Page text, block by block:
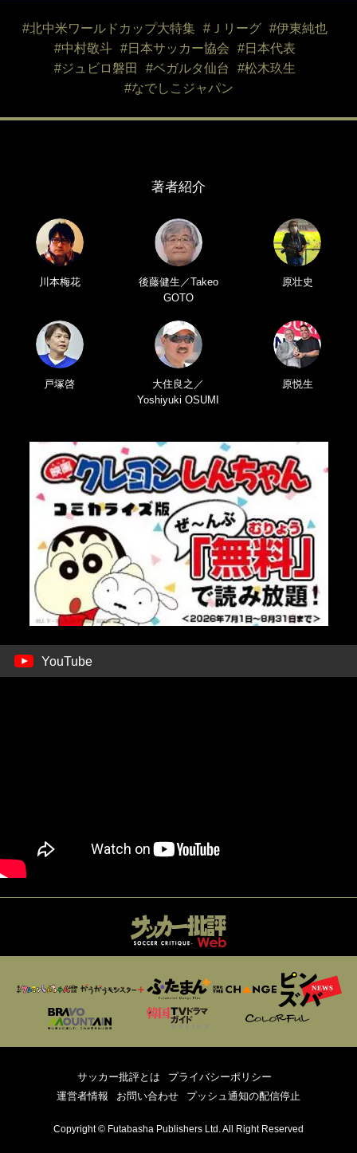
#北中米ワールドカップ大特集 #Ｊリーグ
#伊東純也
#中村敬斗
#日本サッカー協会
#日本代表
#ジュビロ磐田
#ベガルタ仙台
#松木玖生
#なでしこジャパン
著者紹介
川本梅花
後藤健生／Takeo
GOTO
原壮史
戸塚啓
大住良之／
Yoshiyuki OSUMI
原悦生
YouTube
サッカー批評とは
プライバシーポリシー
運営者情報
お問い合わせ プッシュ通知の配信停止
Copyright © Futabasha Publishers Ltd. All Right Reserved